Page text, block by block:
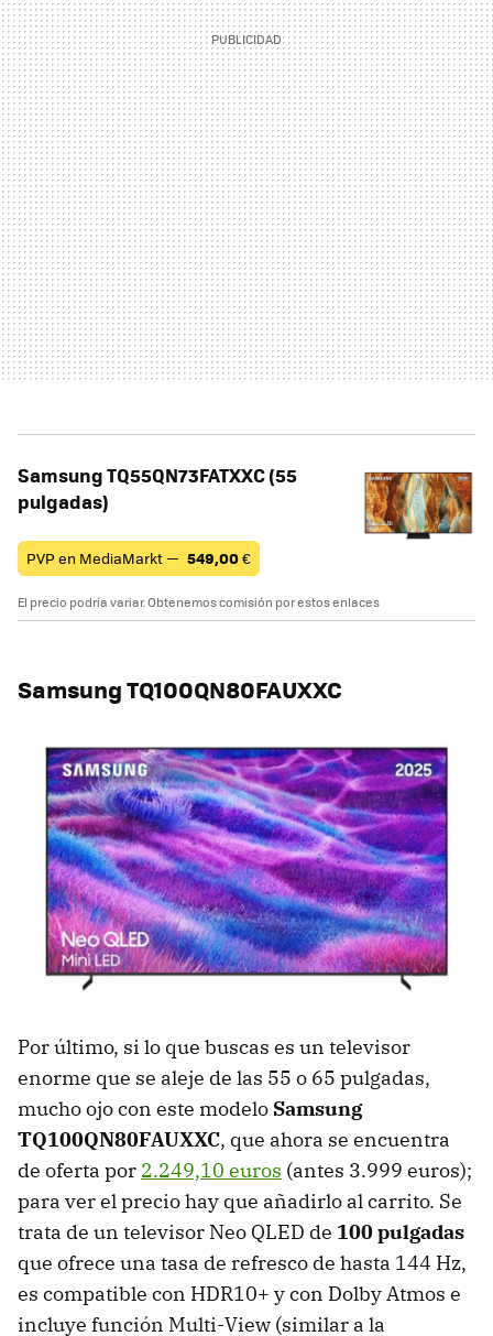
Samsung TQ55QN73FATXXC (55
pulgadas)
PVP en MediaMarkt — 549,00€
El precio podría variar. Obtenemos comisión por estos enlaces
Samsung TQ100QN80FAUXXC
Por último, si lo que buscas es un televisor
enorme que se aleje de las 55 o 65 pulgadas,
mucho ojo con este modelo Samsung
TQ100QN80FAUXXC, que ahora se encuentra
de oferta por 2.249,10 euros (antes 3.999 euros);
para ver el precio hay que añadirlo al carrito. Se
trata de un televisor Neo QLED de 100 pulgadas
que ofrece una tasa de refresco de hasta 144 Hz,
es compatible con HDR10+ y con Dolby Atmos e
incluye función Multi-View (similar a la